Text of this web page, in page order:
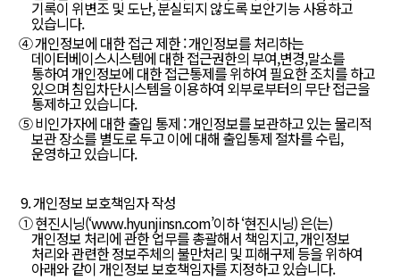
기록이 위변조 및 도난, 분실되지 않도록 보안기능 사용하고
있습니다.
④ 개인정보에 대한 접근 제한 : 개인정보를 처리하는
데이터베이스시스템에 대한 접근권한의 부여,변경,말소를
통하여 개인정보에 대한 접근통제를 위하여 필요한 조치를 하고
있으며 침입차단시스템을 이용하여 외부로부터의 무단 접근을
통제하고 있습니다.
⑤ 비인가자에 대한 출입 통제 : 개인정보를 보관하고 있는 물리적
보관 장소를 별도로 두고 이에 대해 출입통제 절차를 수립,
운영하고 있습니다.
9. 개인정보 보호책임자 작성
① 현진시닝(‘www.hyunjinsn.com’이하‘현진시닝) 은(는)
개인정보 처리에 관한 업무를 총괄해서 책임지고, 개인정보
처리와 관련한 정보주체의 불만처리 및 피해구제 등을 위하여
아래와 같이 개인정보 보호책임자를 지정하고 있습니다.